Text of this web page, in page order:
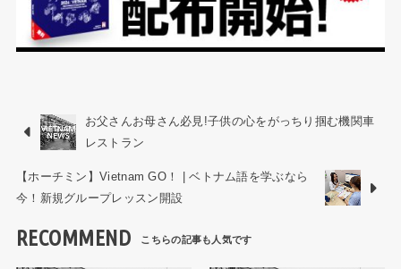
お父さんお母さん必見!子供の心をがっちり掴む機関車
レストラン
【ホーチミン】Vietnam GO！ | ベトナム語を学ぶなら
今！新規グループレッスン開設
RECOMMEND